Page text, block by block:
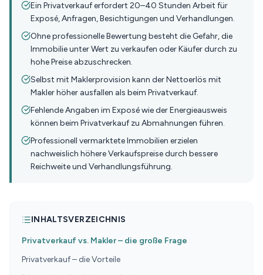
Ein Privatverkauf erfordert 20–40 Stunden Arbeit für
Exposé, Anfragen, Besichtigungen und Verhandlungen.
Ohne professionelle Bewertung besteht die Gefahr, die
Immobilie unter Wert zu verkaufen oder Käufer durch zu
hohe Preise abzuschrecken.
Selbst mit Maklerprovision kann der Nettoerlös mit
Makler höher ausfallen als beim Privatverkauf.
Fehlende Angaben im Exposé wie der Energieausweis
können beim Privatverkauf zu Abmahnungen führen.
Professionell vermarktete Immobilien erzielen
nachweislich höhere Verkaufspreise durch bessere
Reichweite und Verhandlungsführung.
INHALTSVERZEICHNIS
Privatverkauf vs. Makler – die große Frage
Privatverkauf – die Vorteile